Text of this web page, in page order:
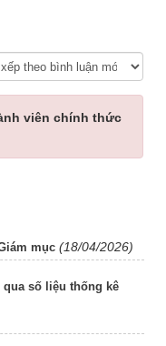
viên chính thức
mục (18/04/2026)
số liệu thống kê